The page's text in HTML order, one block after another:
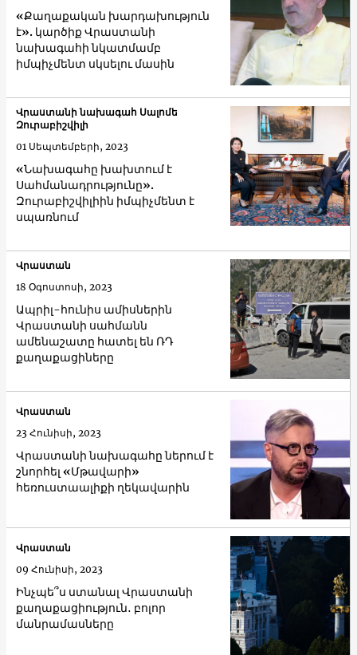
«Քաղաքական խարդախություն
է». կարծիք Վրաստանի
նախագահի նկատմամբ
իմպիչմենտ սկսելու մասին
«Նախագահը խախտում է
Սահմանադրությունը».
Զուրաբիշվիլիին իմպիչմենտ է
սպառնում
Վրաստանի նախագահ Սալոմե
Զուրաբիշվիլի
01 Սեպտեմբերի, 2023
Ապրիլ-հունիս ամիսներին
Վրաստանի սահմանն
ամենաշատը հատել են ՌԴ
քաղաքացիները
Վրաստան
18 Օգոստոսի, 2023
Վրաստանի նախագահը ներում է
շնորհել «Մթավարի»
հեռուստաալիքի ղեկավարին
Վրաստան
23 Հունիսի, 2023
Ինչպե՞ս ստանալ Վրաստանի
քաղաքացիություն․ բոլոր
մանրամասները
Վրաստան
09 Հունիսի, 2023